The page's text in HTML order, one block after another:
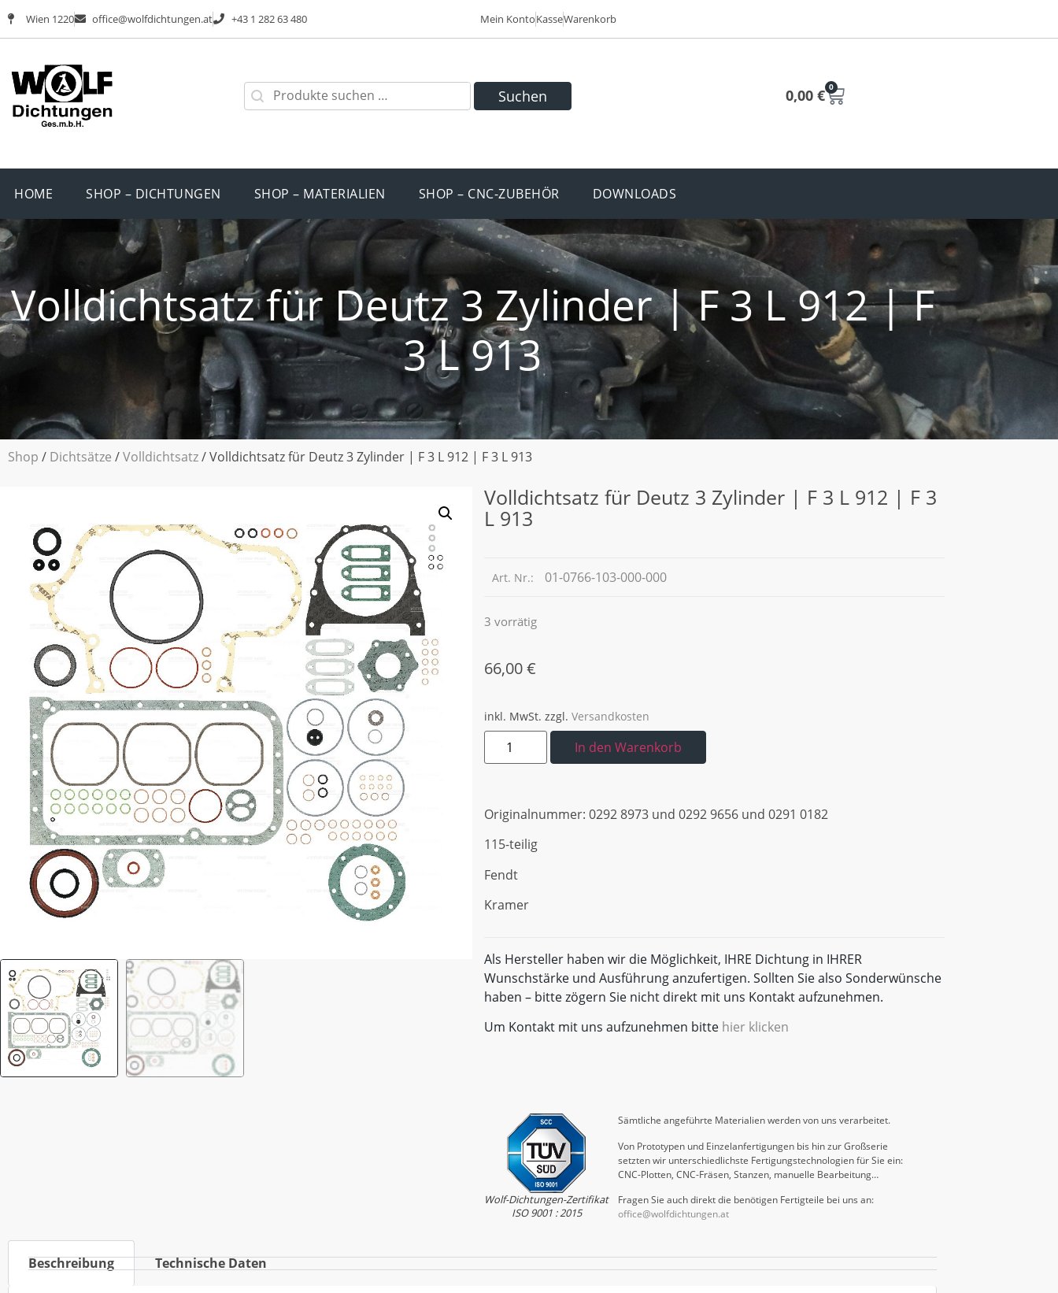
Wien 1220 office@wolfdichtungen.at +43 1 282 63 480 Mein KontoKasseWarenkorb
Suchen 0,00 € 0
HOME SHOP – DICHTUNGEN SHOP – MATERIALIEN SHOP – CNC-ZUBEHÖR DOWNLOADS
Volldichtsatz für Deutz 3 Zylinder | F 3 L 912 | F
3 L 913
Shop / Dichtsätze /Volldichtsatz/ Volldichtsatz für Deutz 3 Zylinder | F 3 L 912 | F 3 L 913
Volldichtsatz für Deutz 3 Zylinder | F 3 L 912 | F 3
L 913
Art. Nr.: 01-0766-103-000-000
3 vorrätig
66,00€
inkl. MwSt. zzgl. Versandkosten
In den Warenkorb
Originalnummer: 0292 8973 und 0292 9656 und 0291 0182
115-teilig
Fendt
Kramer
Als Hersteller haben wir die Möglichkeit, IHRE Dichtung in IHRER
Wunschstärke und Ausführung anzufertigen. Sollten Sie also Sonderwünsche
haben – bitte zögern Sie nicht direkt mit uns Kontakt aufzunehmen.
Um Kontakt mit uns aufzunehmen bitte hier klicken
Wolf-Dichtungen-Zertifikat
ISO 9001 : 2015
Sämtliche angeführte Materialien werden von uns verarbeitet.
Von Prototypen und Einzelanfertigungen bis hin zur Großserie
setzten wir unterschiedlichste Fertigungstechnologien für Sie ein:
CNC-Plotten, CNC-Fräsen, Stanzen, manuelle Bearbeitung…
Fragen Sie auch direkt die benötigen Fertigteile bei uns an:
office@wolfdichtungen.at
Beschreibung Technische Daten